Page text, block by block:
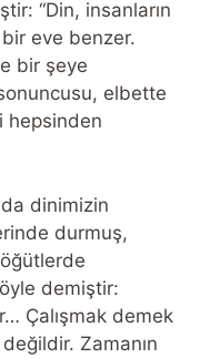
“Din, insanların
bir eve benzer.
bir şeye
elbette
hepsinden
dinimizin
durmuş,
demiştir:
Çalışmak demek
Zamanın